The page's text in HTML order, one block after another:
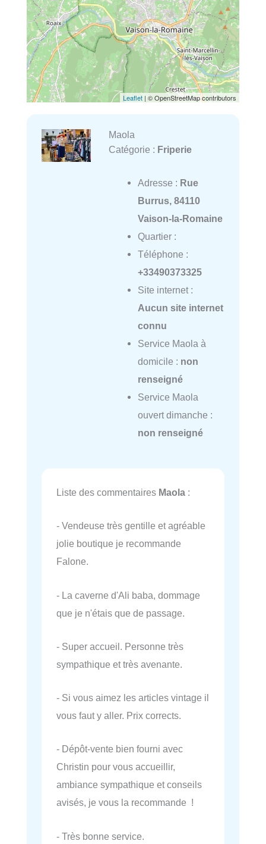
Leaflet | © OpenStreetMap contributors
Maola
Catégorie : Friperie
Adresse : Rue
Burrus, 84110
Vaison-la-Romaine
Quartier :
Téléphone :
+33490373325
Site internet :
Aucun site internet
connu
Service Maola à
domicile : non
renseigné
Service Maola
ouvert dimanche :
non renseigné
Liste des commentaires Maola :
- Vendeuse très gentille et agréable
jolie boutique je recommande
Falone.
- La caverne d'Ali baba, dommage
que je n'étais que de passage.
- Super accueil. Personne très
sympathique et très avenante.
- Si vous aimez les articles vintage il
vous faut y aller. Prix corrects.
- Dépôt-vente bien fourni avec
Christin pour vous accueillir,
ambiance sympathique et conseils
avisés, je vous la recommande !
- Très bonne service.